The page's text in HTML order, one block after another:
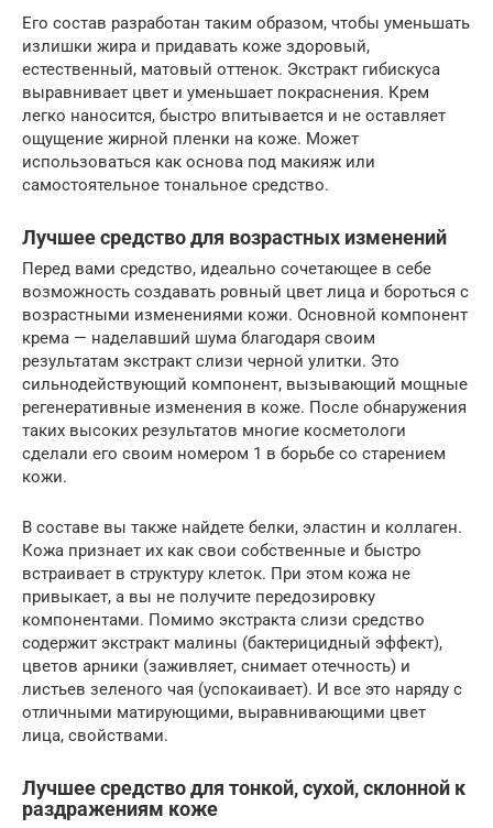
Его состав разработан таким образом, чтобы уменьшать
излишки жира и придавать коже здоровый,
естественный, матовый оттенок. Экстракт гибискуса
выравнивает цвет и уменьшает покраснения. Крем
легко наносится, быстро впитывается и не оставляет
ощущение жирной пленки на коже. Может
использоваться как основа под макияж или
самостоятельное тональное средство.
Лучшее средство для возрастных изменений
Перед вами средство, идеально сочетающее в себе
возможность создавать ровный цвет лица и бороться с
возрастными изменениями кожи. Основной компонент
крема — наделавший шума благодаря своим
результатам экстракт слизи черной улитки. Это
сильнодействующий компонент, вызывающий мощные
регенеративные изменения в коже. После обнаружения
таких высоких результатов многие косметологи
сделали его своим номером 1 в борьбе со старением
кожи.
В составе вы также найдете белки, эластин и коллаген.
Кожа признает их как свои собственные и быстро
встраивает в структуру клеток. При этом кожа не
привыкает, а вы не получите передозировку
компонентами. Помимо экстракта слизи средство
содержит экстракт малины (бактерицидный эффект),
цветов арники (заживляет, снимает отечность) и
листьев зеленого чая (успокаивает). И все это наряду с
отличными матирующими, выравнивающими цвет
лица, свойствами.
Лучшее средство для тонкой, сухой, склонной к
раздражениям коже